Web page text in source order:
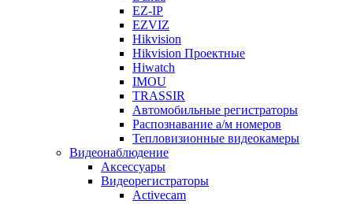
EZ-IP
EZVIZ
Hikvision
Hikvision Проектные
Hiwatch
IMOU
TRASSIR
Автомобильные регистраторы
Распознавание а/м номеров
Тепловизионные видеокамеры
Видеонаблюдение
Аксессуары
Видеорегистраторы
Activecam